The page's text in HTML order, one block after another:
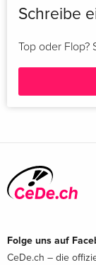
Schreibe
Top oder Flop?
Folge uns auf
CeDe.ch – die